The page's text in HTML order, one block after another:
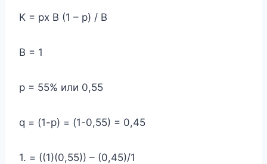
K = px B (1 – p) / B
В = 1
р = 55% или 0,55
q = (1-p) = (1-0,55) = 0,45
1. = ((1)(0,55)) – (0,45)/1